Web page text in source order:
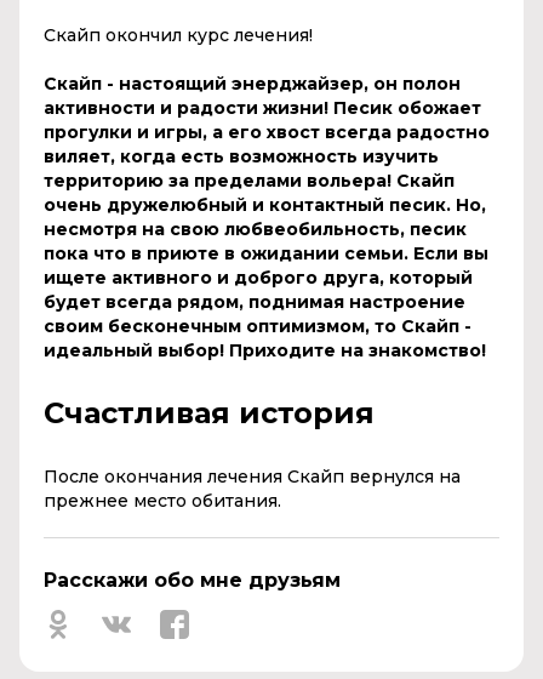
Скайп окончил курс лечения!
Скайп - настоящий энерджайзер, он полон
активности и радости жизни! Песик обожает
прогулки и игры, а его хвост всегда радостно
виляет, когда есть возможность изучить
территорию за пределами вольера! Скайп
очень дружелюбный и контактный песик. Но,
несмотря на свою любвеобильность, песик
пока что в приюте в ожидании семьи. Если вы
ищете активного и доброго друга, который
будет всегда рядом, поднимая настроение
своим бесконечным оптимизмом, то Скайп -
идеальный выбор! Приходите на знакомство!
Счастливая история
После окончания лечения Скайп вернулся на
прежнее место обитания.
Расскажи обо мне друзьям